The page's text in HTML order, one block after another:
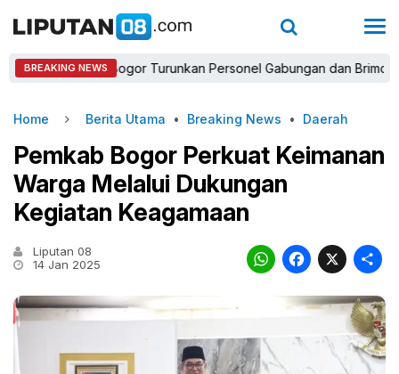
BREAKING NEWS
Bogor Turunkan Personel Gabungan dan Brimob,
Home Berita Utama • Breaking News • Daerah
Pemkab Bogor Perkuat Keimanan
Warga Melalui Dukungan
Kegiatan Keagamaan
Liputan 08
14 Jan 2025
X